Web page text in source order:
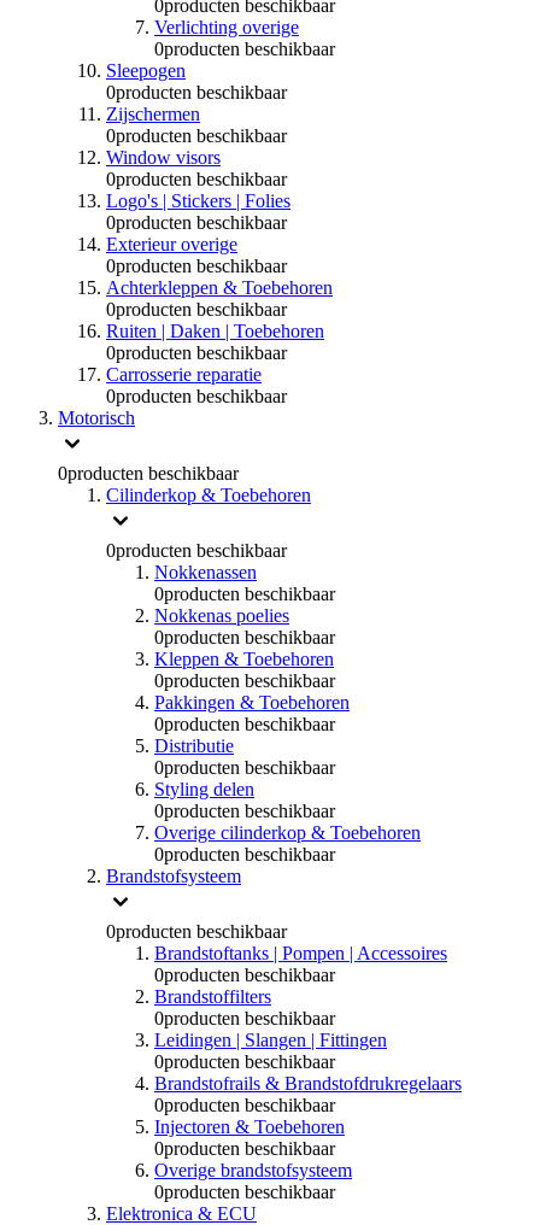
0producten beschikbaar
Verlichting overige
0producten beschikbaar
Sleepogen
0producten beschikbaar
Zijschermen
0producten beschikbaar
Window visors
0producten beschikbaar
Logo's | Stickers | Folies
0producten beschikbaar
Exterieur overige
0producten beschikbaar
Achterkleppen & Toebehoren
0producten beschikbaar
Ruiten | Daken | Toebehoren
0producten beschikbaar
Carrosserie reparatie
0producten beschikbaar
Motorisch
0producten beschikbaar
Cilinderkop & Toebehoren
0producten beschikbaar
Nokkenassen
0producten beschikbaar
Nokkenas poelies
0producten beschikbaar
Kleppen & Toebehoren
0producten beschikbaar
Pakkingen & Toebehoren
0producten beschikbaar
Distributie
0producten beschikbaar
Styling delen
0producten beschikbaar
Overige cilinderkop & Toebehoren
0producten beschikbaar
Brandstofsysteem
0producten beschikbaar
Brandstoftanks | Pompen | Accessoires
0producten beschikbaar
Brandstoffilters
0producten beschikbaar
Leidingen | Slangen | Fittingen
0producten beschikbaar
Brandstofrails & Brandstofdrukregelaars
0producten beschikbaar
Injectoren & Toebehoren
0producten beschikbaar
Overige brandstofsysteem
0producten beschikbaar
Elektronica & ECU